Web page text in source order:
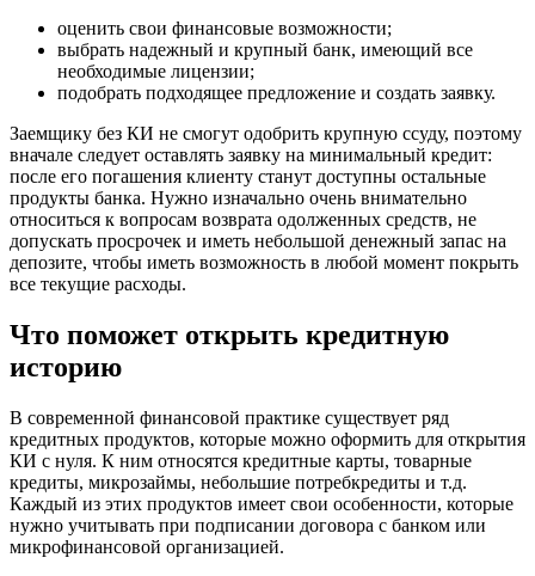
оценить свои финансовые возможности;
выбрать надежный и крупный банк, имеющий все
необходимые лицензии;
подобрать подходящее предложение и создать заявку.
Заемщику без КИ не смогут одобрить крупную ссуду, поэтому
вначале следует оставлять заявку на минимальный кредит:
после его погашения клиенту станут доступны остальные
продукты банка. Нужно изначально очень внимательно
относиться к вопросам возврата одолженных средств, не
допускать просрочек и иметь небольшой денежный запас на
депозите, чтобы иметь возможность в любой момент покрыть
все текущие расходы.
Что поможет открыть кредитную
историю
В современной финансовой практике существует ряд
кредитных продуктов, которые можно оформить для открытия
КИ с нуля. К ним относятся кредитные карты, товарные
кредиты, микрозаймы, небольшие потребкредиты и т.д.
Каждый из этих продуктов имеет свои особенности, которые
нужно учитывать при подписании договора с банком или
микрофинансовой организацией.